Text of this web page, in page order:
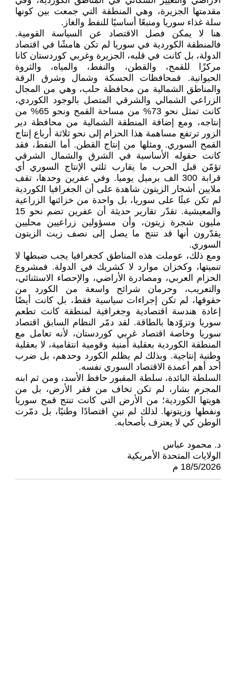
مقدمتها الجزيرة، وهي المنطقة التي جمعت بين كونها
سلة غذاء سوريا ومنبعًا أساسيًا للنفط والغاز.
هنا لا يمكن فصل الاقتصاد عن السياسة القومية.
فالمنطقة الكوردية في سوريا لم تكن هامشًا في اقتصاد
الدولة، بل كانت في قلبه، الجزيرة وغربي كوردستان كانا
مركزًا للقمح، والقطن، والنفط، والمياه، والثروة
الحيوانية. فمحافظات الحسكة وشمال وشرق الرقة
والمناطق الشمالية من محافظة حلب، وهي من المجال
الزراعي الشمالي والشرقي المتصل بالوجود الكوردي،
كانت تمثل نحو 73% من مساحة القمح ونحو 65% من
إنتاجه، ومع إضافة المنطقة الشمالية من محافظة دير
الزور ترتفع مساهمة هذا الحزام إلى نحو ثلاثة أرباع إنتاج
القمح السوري. ومثلها من إنتاج القطن. أما النفط، فقد
كانت حقوله الأساسية في الشرق والشمال الشرقي
تؤمّن قبل الحرب ما يقارب ثلثي الإنتاج السوري أي
قرابة 300 الف برميل يوميا. وفي عفرين وحدها، تقف
ملايين أشجار الزيتون شاهدة على أن الجغرافيا الكوردية
لم تكن عبئًا على سوريا، بل واحدة من خزائنها الزراعية
والمعيشية. تقدّر تقارير حديثة أن عفرين تضم نحو 15
مليون شجرة زيتون، وأن مسؤولين زراعيين محليين
يقدّرون أنها قد تنتج ما يصل إلى نصف زيت الزيتون
السوري.
ومع ذلك، عوملت هذه المناطق كجغرافيا يجب ضبطها لا
تنميتها، وكخزان موارد لا كشريك في الدولة. فمشروع
الحزام العربي، ومصادرة الأراضي، والإحصاء الاستثنائي،
والتعريب، وحرمان شرائح واسعة من الكورد من
حقوقها، لم تكن إجراءات سياسية فقط، بل كانت أيضًا
إعادة هندسة اقتصادية وجغرافية لمنطقة كانت تطعم
سوريا وتزوّدها بالطاقة. لقد دمّر النظام السابق اقتصاد
سوريا وخاصة اقتصاد غربي كوردستان، لأنه تعامل مع
المنطقة الكوردية بعقلية أمنية وقومية انتقامية، لا بعقلية
وطنية إنتاجية. وبذلك لم يظلم الكورد وحدهم، بل ضرب
أحد أهم أعمدة الاقتصاد السوري نفسه.
السلطة البائدة، سلطة المقبور حافظ الأسد، ومن ثم ابنه
المجرم بشار، لم تكن تخاف من فقر الأرض، بل من
هويتها الكوردية؛ من الأرض التي كانت تنتج قمح سوريا
ونفطها وزيتونها. لذلك لم تبنِ اقتصادًا وطنيًا، بل دمّرت
الوطن كي لا يعترف بأصحابه.
د. محمود عباس
الولايات المتحدة الأمريكية
18/5/2026 م